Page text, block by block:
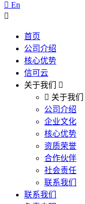
En
首页
公司介绍
核心优势
信可云
关于我们
关于我们
公司介绍
企业文化
核心优势
资质荣誉
合作伙伴
社会责任
联系我们
联系我们